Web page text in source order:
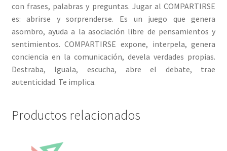
con frases, palabras y preguntas. Jugar al COMPARTIRSE
es: abrirse y sorprenderse. Es un juego que genera
asombro, ayuda a la asociación libre de pensamientos y
sentimientos. COMPARTIRSE expone, interpela, genera
conciencia en la comunicación, devela verdades propias.
Destraba, Iguala, escucha, abre el debate, trae
autenticidad. Te implica.
Productos relacionados